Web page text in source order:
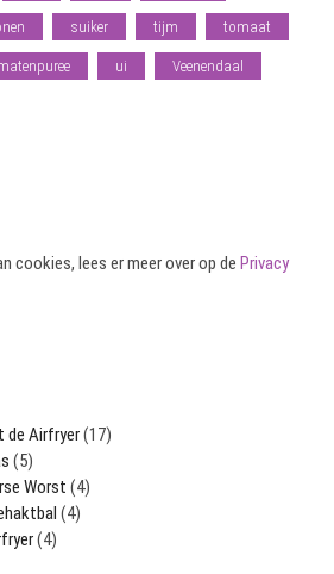
suiker tijm tomaat
ui Veenendaal
cookies, lees er meer over op dePrivacy
de Airfryer(17)
(5)
Worst (4)
(4)
(4)